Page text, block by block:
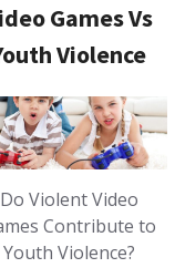
Games Vs
Violence
Do Violent Video
Contribute to
Youth Violence?